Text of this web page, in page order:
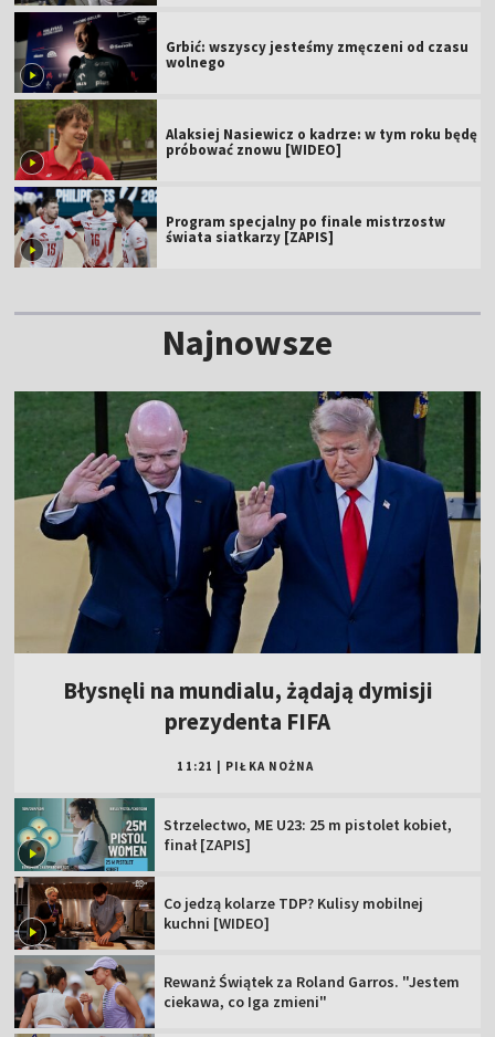
Grbić: wszyscy jesteśmy zmęczeni od czasu
wolnego
Alaksiej Nasiewicz o kadrze: w tym roku będę
próbować znowu [WIDEO]
Program specjalny po finale mistrzostw
świata siatkarzy [ZAPIS]
Najnowsze
Błysnęli na mundialu, żądają dymisji
prezydenta FIFA
11:21 PIŁKA NOŻNA
Strzelectwo, ME U23: 25 m pistolet kobiet,
finał [ZAPIS]
Co jedzą kolarze TDP? Kulisy mobilnej
kuchni [WIDEO]
Rewanż Świątek za Roland Garros. "Jestem
ciekawa, co Iga zmieni"